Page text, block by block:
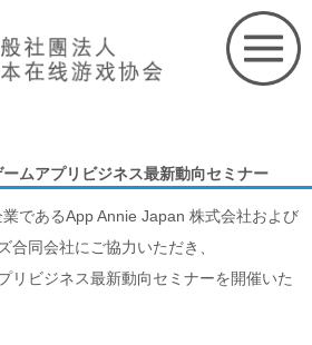
ムアプリビジネス最新動向セミナー
であるApp Annie Japan 株式会社および
合同会社にご協力いただき、
リビジネス最新動向セミナーを開催いた